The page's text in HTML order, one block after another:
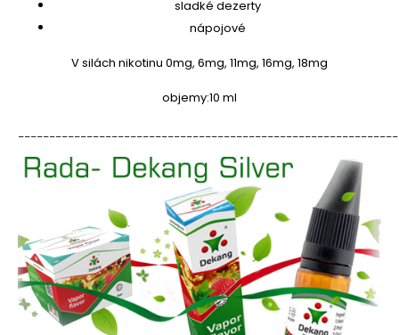
sladké dezerty
nápojové
V silách nikotinu 0mg, 6mg, 11mg, 16mg, 18mg
objemy:10 ml